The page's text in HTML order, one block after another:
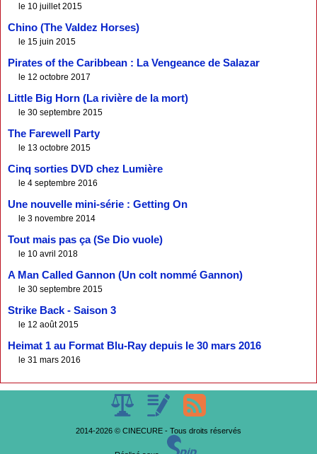
le 10 juillet 2015
Chino (The Valdez Horses)
le 15 juin 2015
Pirates of the Caribbean : La Vengeance de Salazar
le 12 octobre 2017
Little Big Horn (La rivière de la mort)
le 30 septembre 2015
The Farewell Party
le 13 octobre 2015
Cinq sorties DVD chez Lumière
le 4 septembre 2016
Une nouvelle mini-série : Getting On
le 3 novembre 2014
Tout mais pas ça (Se Dio vuole)
le 10 avril 2018
A Man Called Gannon (Un colt nommé Gannon)
le 30 septembre 2015
Strike Back - Saison 3
le 12 août 2015
Heimat 1 au Format Blu-Ray depuis le 30 mars 2016
le 31 mars 2016
2014-2026 © CINECURE - Tous droits réservés